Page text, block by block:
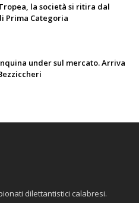
la società si ritira dal
Prima Categoria
under sul mercato. Arriva
dilettantistici calabresi.